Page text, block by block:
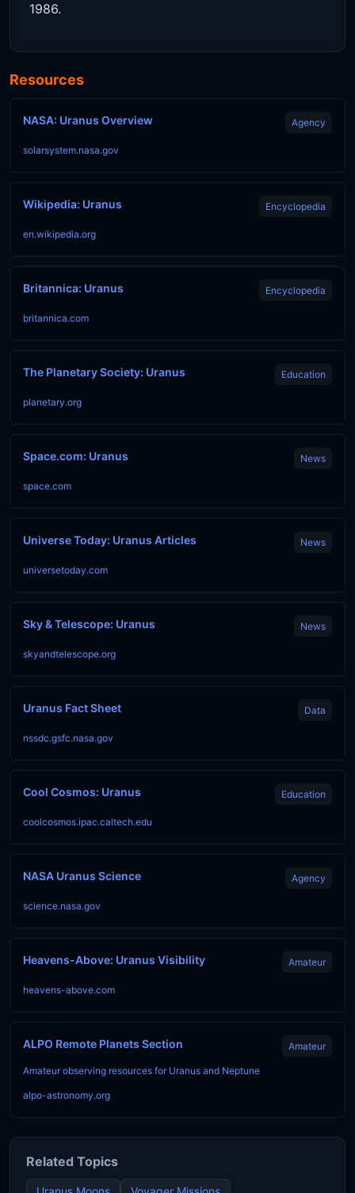
1986.
Resources
NASA: Uranus Overview Agency
solarsystem.nasa.gov
Wikipedia: Uranus Encyclopedia
en.wikipedia.org
Britannica: Uranus Encyclopedia
britannica.com
The Planetary Society: Uranus Education
planetary.org
Space.com: Uranus News
space.com
Universe Today: Uranus Articles News
universetoday.com
Sky & Telescope: Uranus News
skyandtelescope.org
Uranus Fact Sheet Data
nssdc.gsfc.nasa.gov
Cool Cosmos: Uranus Education
coolcosmos.ipac.caltech.edu
NASA Uranus Science Agency
science.nasa.gov
Heavens-Above: Uranus Visibility Amateur
heavens-above.com
ALPO Remote Planets Section Amateur
Amateur observing resources for Uranus and Neptune
alpo-astronomy.org
Related Topics